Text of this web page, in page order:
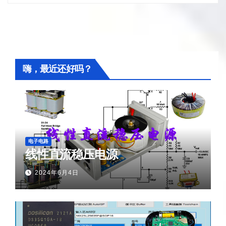
嗨，最近还好吗？
电子电路
线性直流稳压电源
2024年6月4日